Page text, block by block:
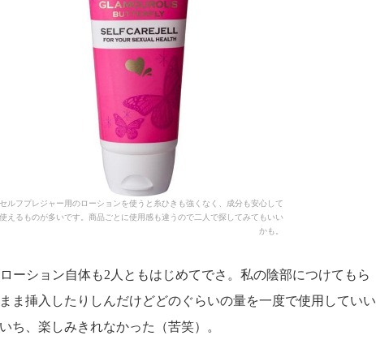
セルフプレジャー用のローションを使うと糸ひきも強くなく、成分も安心して
使えるものが多いです。商品ごとに使用感も違うので二人で探してみてもいい
かも。
ーション自体も2人ともはじめてでさ。私の陰部につけてもら
ま挿入したりしんだけどどのぐらいの量を一度で使用していい
ち、楽しみきれなかった（苦笑）。